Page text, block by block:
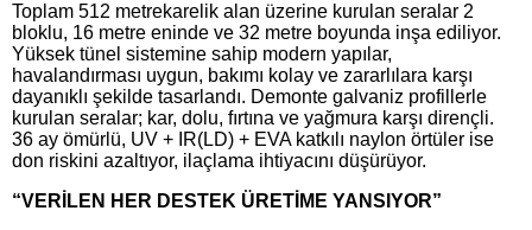
Toplam 512 metrekarelik alan üzerine kurulan seralar 2
bloklu, 16 metre eninde ve 32 metre boyunda inşa ediliyor.
Yüksek tünel sistemine sahip modern yapılar,
havalandırması uygun, bakımı kolay ve zararlılara karşı
dayanıklı şekilde tasarlandı. Demonte galvaniz profillerle
kurulan seralar; kar, dolu, fırtına ve yağmura karşı dirençli.
36 ay ömürlü, UV + IR(LD) + EVA katkılı naylon örtüler ise
don riskini azaltıyor, ilaçlama ihtiyacını düşürüyor.
“VERİLEN HER DESTEK ÜRETİME YANSIYOR”